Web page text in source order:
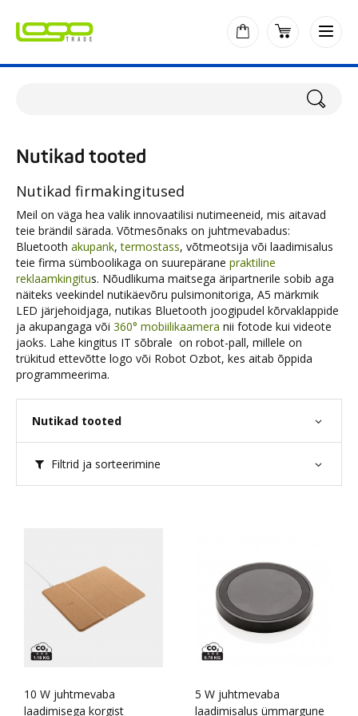
Nutikad tooted
Nutikad firmakingitused
Meil on väga hea valik innovaatilisi nutimeeneid, mis aitavad
teie brändil särada. Võtmesõnaks on juhtmevabadus:
Bluetooth akupank,termostass, võtmeotsija või laadimisalus
teie firma sümboolikaga on suurepärane praktiline
reklaamkingitus. Nõudlikuma maitsega äripartnerile sobib aga
näiteks veekindel nutikäevõru pulsimonitoriga, A5 märkmik
LED järjehoidjaga, nutikas Bluetooth joogipudel kõrvaklappide
ja akupangaga või 360° mobiilikaamera nii fotode kui videote
jaoks. Lahe kingitus IT sõbrale on robot-pall, millele on
trükitud ettevõtte logo või Robot Ozbot, kes aitab õppida
programmeerima.
Nutikad tooted
Filtrid ja sorteerimine
10 W juhtmevaba
laadimisega korgist
5 W juhtmevaba
laadimisalus ümmargune